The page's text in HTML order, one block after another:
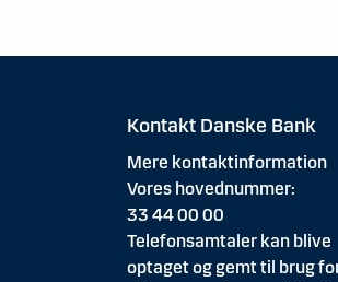
Kontakt Danske Bank
Mere kontaktinformation
Vores hovednummer:
33 44 00 00
Telefonsamtaler kan blive
optaget og gemt til brug